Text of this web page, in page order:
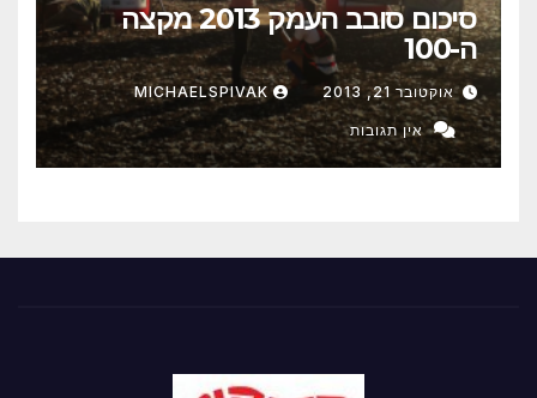
סיכום סובב העמק 2013 מקצה
ה-100
אוקטובר 21, 2013 MICHAELSPIVAK
אין תגובות